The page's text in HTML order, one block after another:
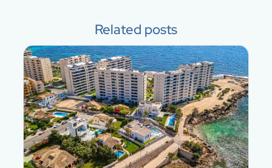
Related posts